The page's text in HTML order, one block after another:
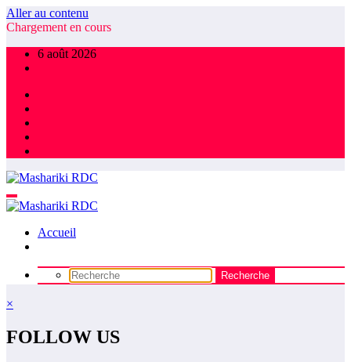
Aller au contenu
Chargement en cours
6 août 2026
Accueil
×
FOLLOW US